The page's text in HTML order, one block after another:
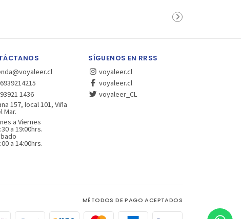
1436
157, local 101, Viña
Mar.
a Viernes
a 19:00hrs.
a 14:00hrs.
SÍGUENOS EN RRSS
voyaleer.cl
voyaleer.cl
voyaleer_CL
MÉTODOS DE PAGO ACEPTADOS